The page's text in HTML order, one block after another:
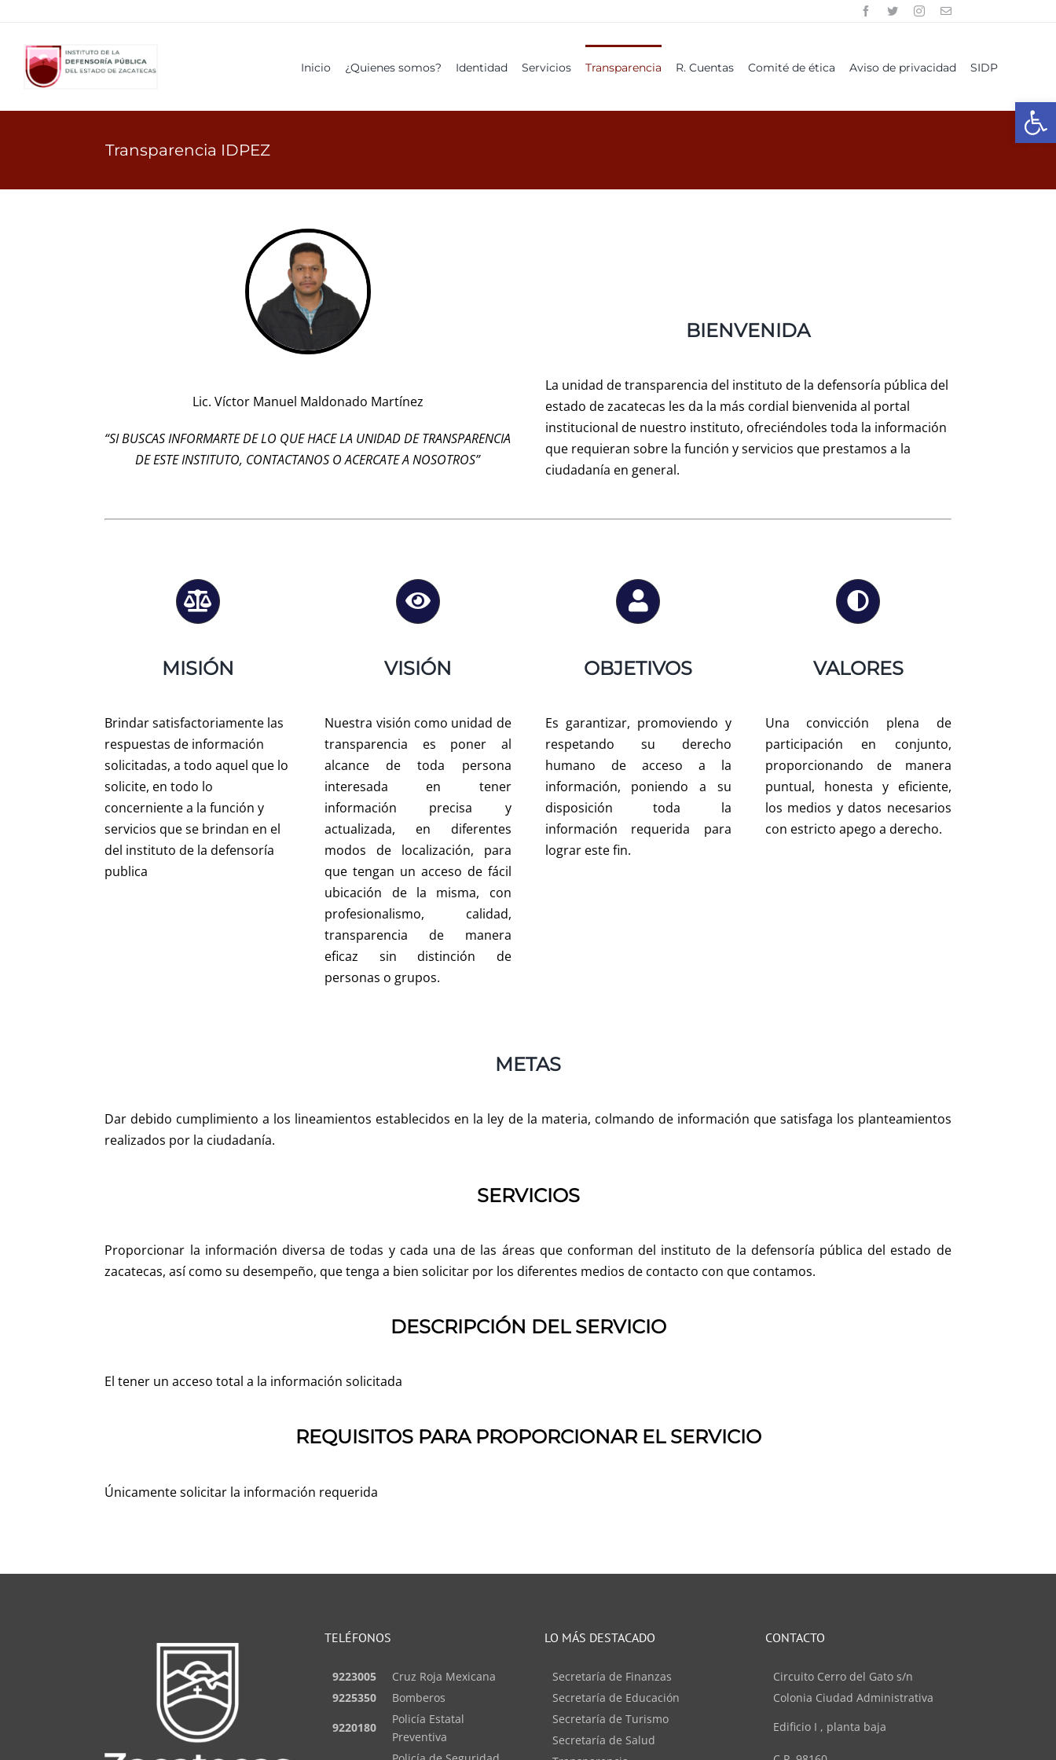
contenido
Inicio ¿Quienes somos? Identidad Servicios Transparencia R. Cuentas Comité de ética Aviso de privacidad SIDP
Transparencia IDPEZ
Lic. Víctor Manuel Maldonado Martínez
“SI BUSCAS INFORMARTE DE LO QUE HACE LA UNIDAD DE TRANSPARENCIA
DE ESTE INSTITUTO, CONTACTANOS O ACERCATE A NOSOTROS”
BIENVENIDA
La unidad de transparencia del instituto de la defensoría pública del
estado de zacatecas les da la más cordial bienvenida al portal
institucional de nuestro instituto, ofreciéndoles toda la información
que requieran sobre la función y servicios que prestamos a la
ciudadanía en general.
MISIÓN
Brindar satisfactoriamente las
respuestas de información
solicitadas, a todo aquel que lo
solicite, en todo lo
concerniente a la función y
servicios que se brindan en el
del instituto de la defensoría
publica
VISIÓN
Nuestra visión como unidad de
transparencia es poner al
alcance de toda persona
interesada en tener
información precisa y
actualizada, en diferentes
modos de localización, para
que tengan un acceso de fácil
ubicación de la misma, con
profesionalismo, calidad,
transparencia de manera
eficaz sin distinción de
personas o grupos.
OBJETIVOS
Es garantizar, promoviendo y
respetando su derecho
humano de acceso a la
información, poniendo a su
disposición toda la
información requerida para
lograr este fin.
VALORES
Una convicción plena de
participación en conjunto,
proporcionando de manera
puntual, honesta y eficiente,
los medios y datos necesarios
con estricto apego a derecho.
METAS
Dar debido cumplimiento a los lineamientos establecidos en la ley de la materia, colmando de información que satisfaga los planteamientos
realizados por la ciudadanía.
SERVICIOS
Proporcionar la información diversa de todas y cada una de las áreas que conforman del instituto de la defensoría pública del estado de
zacatecas, así como su desempeño, que tenga a bien solicitar por los diferentes medios de contacto con que contamos.
DESCRIPCIÓN DEL SERVICIO
El tener un acceso total a la información solicitada
REQUISITOS PARA PROPORCIONAR EL SERVICIO
Únicamente solicitar la información requerida
TELÉFONOS
9223005
Cruz Roja Mexicana
9225350
Bomberos
9220180
Policía Estatal
Preventiva
LO MÁS DESTACADO
Secretaría de Finanzas
Secretaría de Educación
Secretaría de Turismo
Secretaría de Salud
CONTACTO
Circuito Cerro del Gato s/n
Colonia Ciudad Administrativa
Edificio I , planta baja